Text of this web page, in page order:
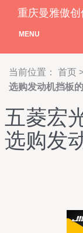
重庆曼雅傲创
MENU
当前位置： 首页
选购发动机挡板
五菱宏
选购发